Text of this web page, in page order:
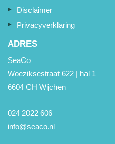
Disclaimer
Privacyverklaring
ADRES
SeaCo
Woeziksestraat 622 | hal 1
6604 CH Wijchen
024 2022 606
info@seaco.nl